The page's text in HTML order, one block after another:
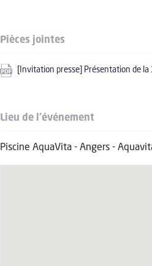
Pièces jointes
[Invitation presse] Présentation de
Lieu de l'événement
Piscine AquaVita - Angers -